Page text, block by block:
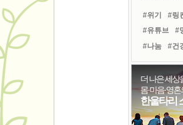
졸업식
슬럼프
#위기
#링
#유튜브
#
#나눔
#건
#선택
#바
#면역력
#
#비전캠프
#친구
#경
더 나은 세상
몸·마음·영
한울타리